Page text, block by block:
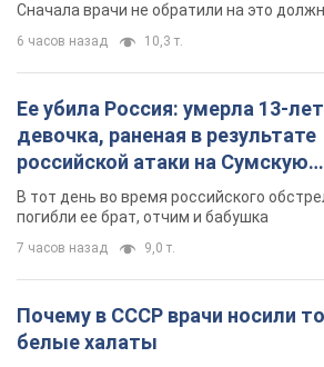
Сначала врачи не обратили на это
6 часов назад 10,3 т.
Ее убила Россия: умерла 13-
девочка, раненая в результате
российской атаки на Сумскую
область. Фото
В тот день во время российского
погибли ее брат, отчим и бабушка
7 часов назад 9,0 т.
Почему в СССР врачи носили
белые халаты